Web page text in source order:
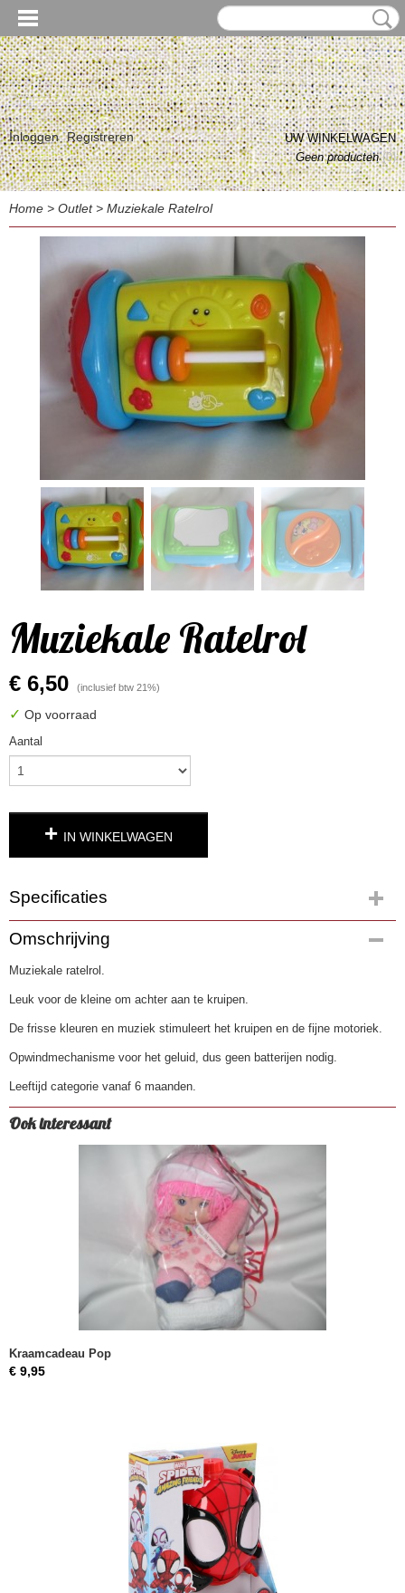
Inloggen Registreren
UW WINKELWAGEN
Geen producten(0)
Home > Outlet> Muziekale Ratelrol
Muziekale Ratelrol
€ 6,50 (inclusief btw 21%)
✓ Op voorraad
Aantal
IN WINKELWAGEN
Specificaties
Productcode
654
EAN code
Omschrijving
Muziekale ratelrol.
Leuk voor de kleine om achter aan te kruipen.
De frisse kleuren en muziek stimuleert het kruipen en de fijne motoriek.
Opwindmechanisme voor het geluid, dus geen batterijen nodig.
Leeftijd categorie vanaf 6 maanden.
Ook interessant
Kraamcadeau Pop
€ 9,95